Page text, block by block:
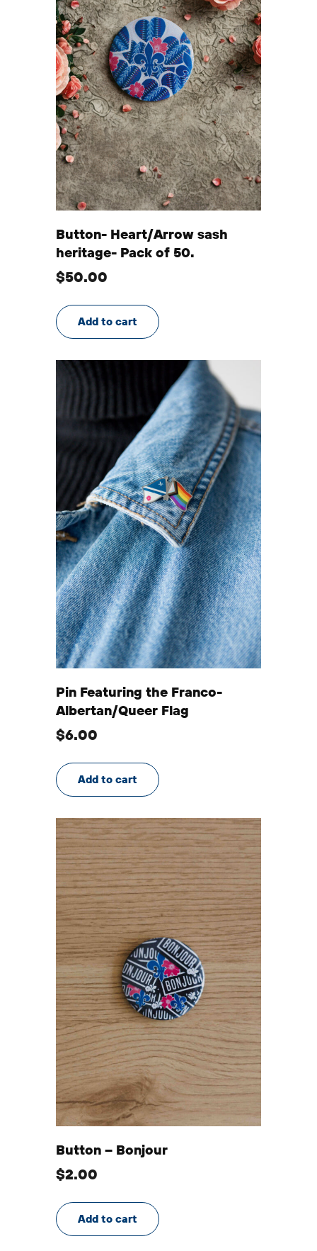
Button- Heart/Arrow sash
heritage- Pack of 50.
$50.00
Add to cart
Pin Featuring the Franco-
Albertan/Queer Flag
$6.00
Add to cart
Button – Bonjour
$2.00
Add to cart